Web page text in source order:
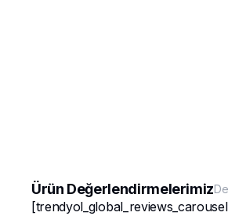
Ürün Değerlendirmelerimiz